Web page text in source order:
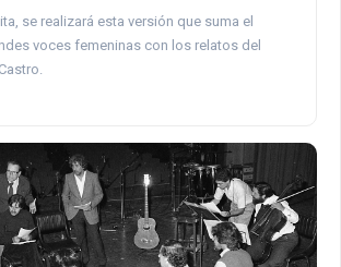
se realizará esta versión que suma el
voces femeninas con los relatos del